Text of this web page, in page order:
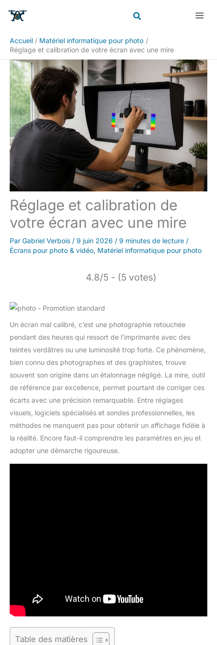
Accueil
Matériel informatique pour photo
Réglage et calibration de votre écran avec une mire
Réglage et calibration de
votre écran avec une mire
Par Gabriel Verbois / 9 juin 2026 / 9 minutes de lecture /
Écrans pour photo & vidéo, Matériel informatique pour photo
4.8/5 - (5 votes)
Un écran mal calibré, c’est une photographie retouchée
pendant des heures qui ressort de l’imprimante avec des
teintes verdâtres ou une luminosité trop forte. Ce phénomène,
bien connu des photographes et des graphistes, trouve
souvent son origine dans un étalonnage négligé. La mire, outil
de référence par excellence, permet pourtant de corriger ces
écarts avec une précision remarquable. Entre réglages
visuels, logiciels spécialisés et sondes professionnelles, les
méthodes ne manquent pas pour obtenir un affichage fidèle à
la réalité. Encore faut-il comprendre les paramètres en jeu et
adopter une démarche rigoureuse.
Table des matières